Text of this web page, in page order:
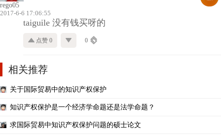
rego05
2017-6-6 17:06:55
taiguile 没有钱买呀的
点赞 0 0
相关推荐
关于国际贸易中的知识产权保护
知识产权保护是一个经济学命题还是法学命题？
求国际贸易中知识产权保护问题的硕士论文